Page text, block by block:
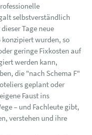
selbstverständlich
Tage neue
wurden, so
geringe Fixkosten auf
werden kann,
die "nach Schema F"
geplant oder
Faust ins
– und Fachleute gibt,
verstehen und ihre